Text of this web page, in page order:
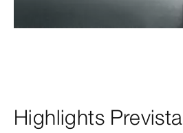
Highlights Prevista